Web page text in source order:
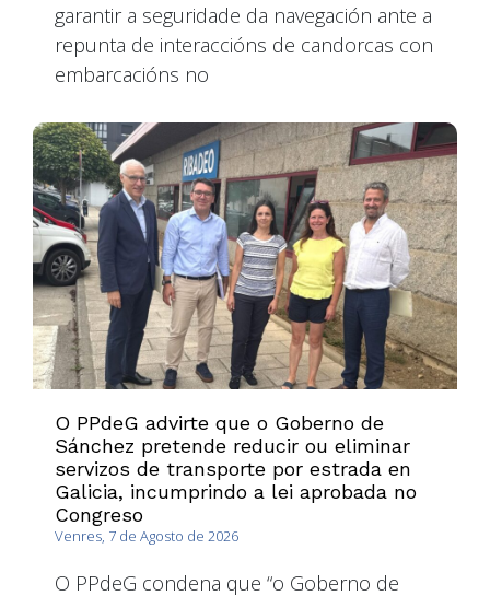
garantir a seguridade da navegación ante a
repunta de interaccións de candorcas con
embarcacións no
O PPdeG advirte que o Goberno de
Sánchez pretende reducir ou eliminar
servizos de transporte por estrada en
Galicia, incumprindo a lei aprobada no
Congreso
Venres, 7 de Agosto de 2026
O PPdeG condena que “o Goberno de